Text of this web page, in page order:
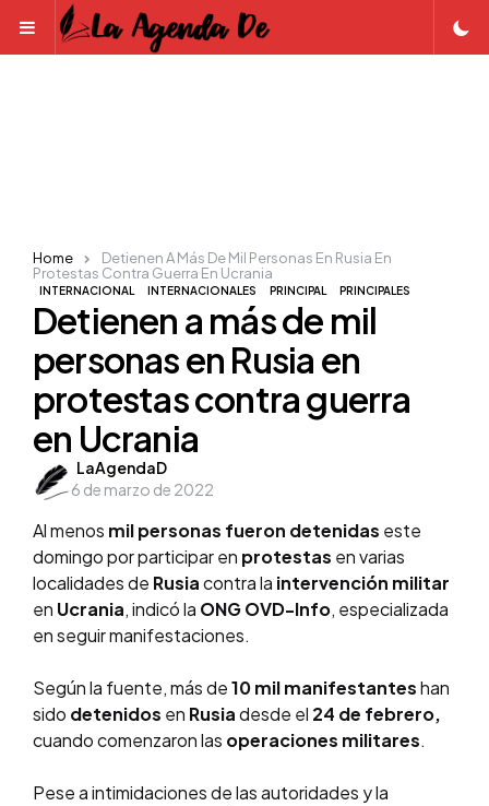
Menu
INTERNACIONAL INTERNACIONALES PRINCIPAL PRINCIPALES
Detienen a más de mil
personas en Rusia en
protestas contra guerra
en Ucrania
Posted
by
LaAgendaD
6 de marzo de 2022
Home
Detienen A Más De Mil Personas En Rusia En
Protestas Contra Guerra En Ucrania
Al menos mil personas fueron detenidas este
domingo por participar en protestas en varias
localidades de Rusiacontra la intervención militar
en Ucrania, indicó la ONG OVD-Info, especializada
en seguir manifestaciones.
Según la fuente, más de10 mil manifestanteshan
sido detenidos en Rusiadesde el 24 de febrero,
cuando comenzaron las operaciones militares.
Pese a intimidaciones de las autoridades y la